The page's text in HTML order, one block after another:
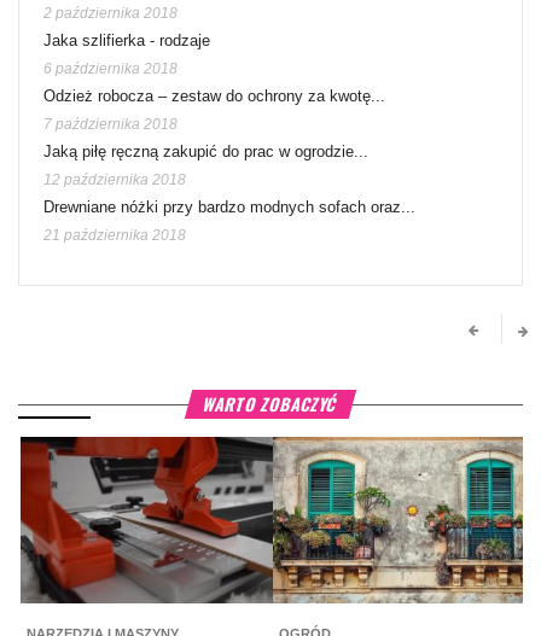
2 października 2018
Jaka szlifierka - rodzaje
6 października 2018
Odzież robocza – zestaw do ochrony za kwotę...
7 października 2018
Jaką piłę ręczną zakupić do prac w ogrodzie...
12 października 2018
Drewniane nóżki przy bardzo modnych sofach oraz...
21 października 2018
WARTO ZOBACZYĆ